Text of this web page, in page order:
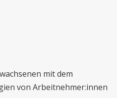
mit dem
von Arbeitnehmer:innen